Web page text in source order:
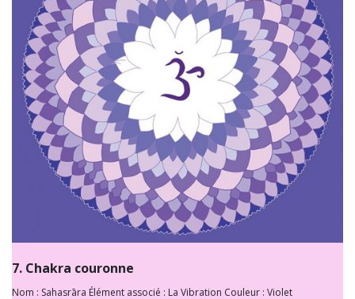
7. Chakra couronne
Nom : Sahasrāra Élément associé : La Vibration Couleur : Violet